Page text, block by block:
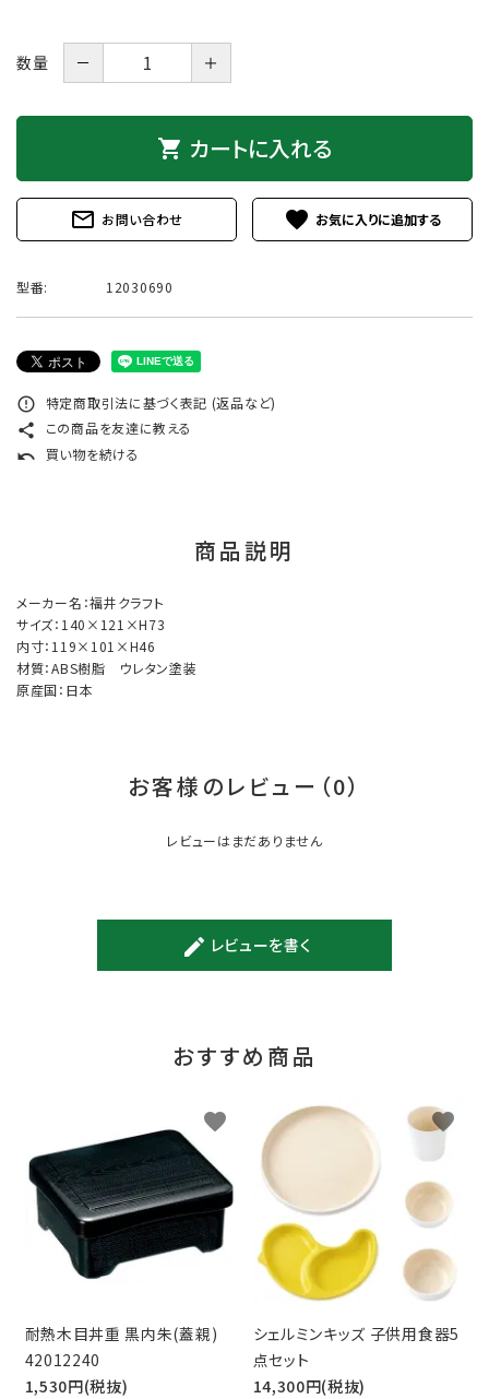
数量 － ＋
shopping_cart カートに入れる
mail_outline お問い合わせ favorite
型番: 12030690
error_outline 特定商取引法に基づく表記 (返品など)
share この商品を友達に教える
undo 買い物を続ける
商品説明
メーカー名：福井クラフト
サイズ：140×121×H73
内寸：119×101×H46
材質：ABS樹脂 ウレタン塗装
原産国：日本
お客様のレビュー（0）
レビューはまだありません
create レビューを書く
おすすめ商品
耐熱木目丼重 黒内朱(蓋親)
42012240
1,530円(税抜)
favorite
シェルミンキッズ 子供用食器5
点セット
14,300円(税抜)
favorite